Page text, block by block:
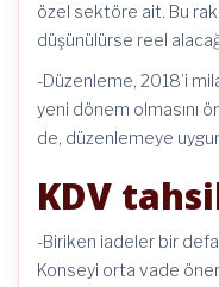
özel sektöre ait. Bu
düşünülürse reel
-Düzenleme, 2018’i
yeni dönem olmasını
de, düzenlemeye
KDV
-Biriken iadeler bir
Konseyi orta vade